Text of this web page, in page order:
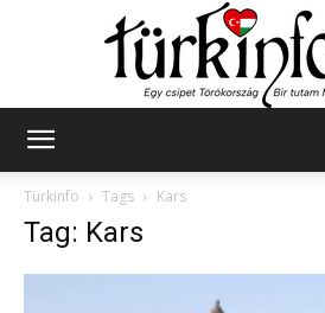
Türkinfo
Tags Kars
Tag: Kars